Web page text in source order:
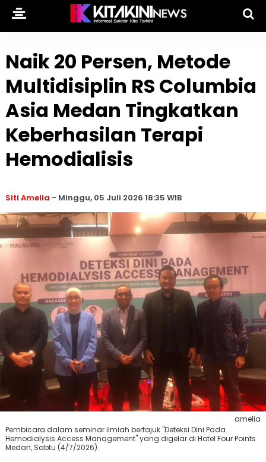
Naik 20 Persen, Metode
Multidisiplin RS Columbia
Asia Medan Tingkatkan
Keberhasilan Terapi
Hemodialisis
Siti Amelia - Minggu, 05 Juli 2026 18:35 WIB
amelia
Pembicara dalam seminar ilmiah bertajuk "Deteksi Dini Pada
Hemodialysis Access Management" yang digelar di Hotel Four Points
Medan, Sabtu (4/7/2026).